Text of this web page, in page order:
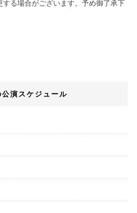
る場合がございます。予め御了承下
公演スケジュール